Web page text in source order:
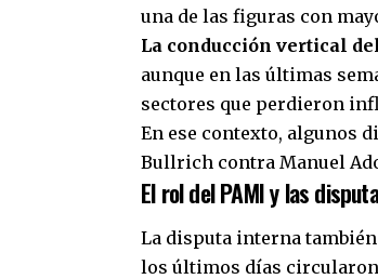
una de las figuras con
La conducción vertical
aunque en las últimas
sectores que perdieron
En ese contexto, algunos
Bullrich contra Manuel
El rol del PAMI y las
La disputa interna
los últimos días